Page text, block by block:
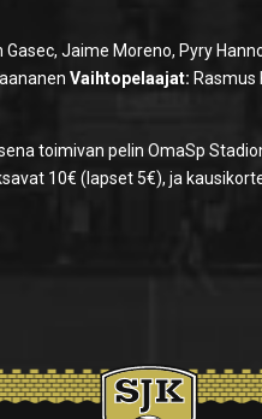
Jaime Moreno, Pyry
Vaihtopelaajat: Rasmus
toimivan pelin OmaSp
10€ (lapset 5€), ja